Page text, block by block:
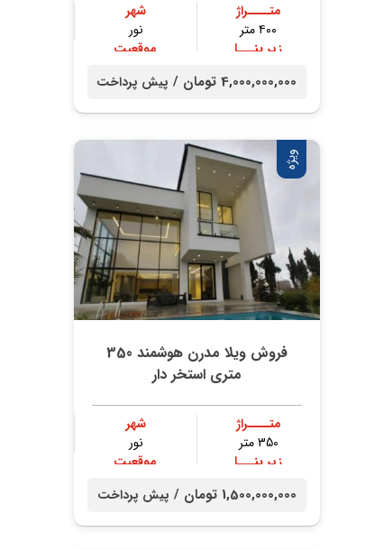
متــــراژ
۴۰۰ متر
شهر
نور
زیر بنـــا
موقعیت
4,000,000,000 تومان / پیش پرداخت
ویژه
فروش ویلا مدرن هوشمند 350
متری استخر دار
متــــراژ
350 متر
شهر
نور
زیر بنـــا
موقعیت
1,500,000,000 تومان / پیش پرداخت